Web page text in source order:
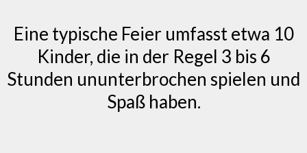
Eine typische Feier umfasst etwa 10
Kinder, die in der Regel 3 bis 6
Stunden ununterbrochen spielen und
Spaß haben.